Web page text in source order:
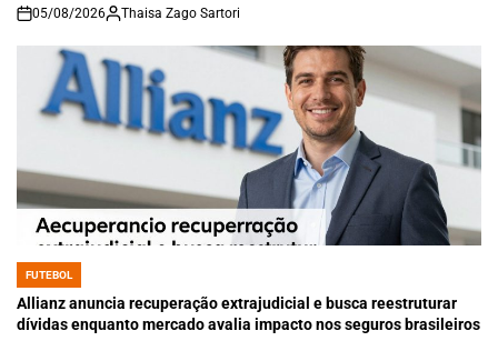
on
05/08/2026 Thaisa Zago Sartori
POSTED
IN
FUTEBOL
Allianz anuncia recuperação extrajudicial e busca reestruturar
dívidas enquanto mercado avalia impacto nos seguros brasileiros